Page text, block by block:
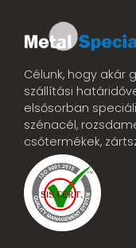
Célunk, hogy akár
szállítási
elsősorban
szénacél,
csőtermékek,